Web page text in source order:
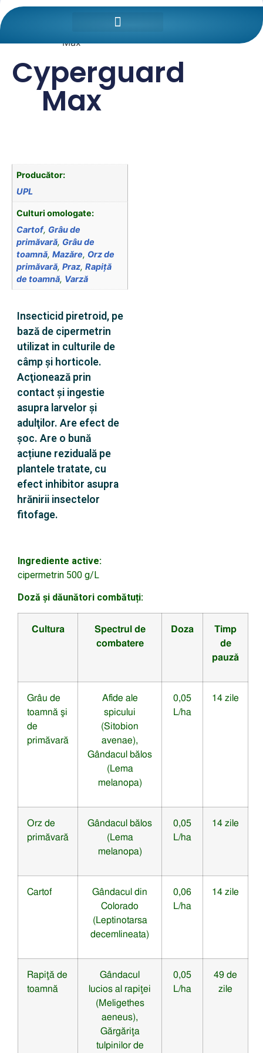
/ Cyperguard
Max
Cyperguard
Max
Producător:
UPL
Culturi omologate:
Cartof, Grâu de
primăvară, Grâu de
toamnă,Mazăre, Orz de
primăvară,Praz,Rapiţă
de toamnă, Varză
Insecticid piretroid, pe
bază de cipermetrin
utilizat in culturile de
câmp şi horticole.
Acţionează prin
contact şi ingestie
asupra larvelor şi
adulţilor. Are efect de
șoc. Are o bună
acțiune reziduală pe
plantele tratate, cu
efect inhibitor asupra
hrănirii insectelor
fitofage.
Ingrediente active:
cipermetrin 500 g/L
Doză și dăunători combătuți:
Cultura
Spectrul de
combatere
Doza
Timp
de
pauză
Grâu de
toamnă şi
de
primăvară
Afide ale
spicului
(Sitobion
avenae),
Gândacul bălos
(Lema
melanopa)
0,05
L/ha
14 zile
Orz de
primăvară
Gândacul bălos
(Lema
melanopa)
0,05
L/ha
14 zile
Cartof
Gândacul din
Colorado
(Leptinotarsa
decemlineata)
0,06
L/ha
14 zile
Rapiţă de
toamnă
Gândacul
lucios al rapiţei
(Meligethes
aeneus),
Gărgăriţa
tulpinilor de
0,05
L/ha
49 de
zile